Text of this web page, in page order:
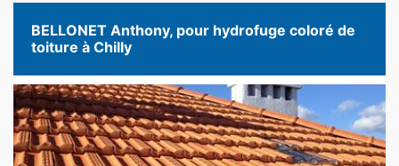
BELLONET Anthony, pour hydrofuge coloré de
toiture à Chilly